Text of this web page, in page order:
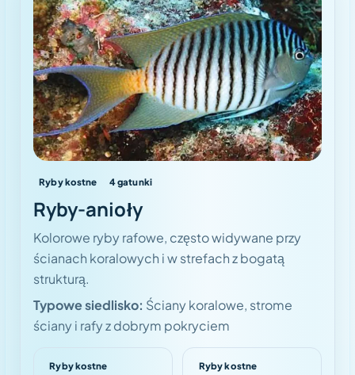
Ryby kostne 4gatunki
Ryby-anioły
Kolorowe ryby rafowe, często widywane przy
ścianach koralowych i w strefach z bogatą
strukturą.
Typowe siedlisko: Ściany koralowe, strome
ściany i rafy z dobrym pokryciem
Ryby kostne
Ryby kostne